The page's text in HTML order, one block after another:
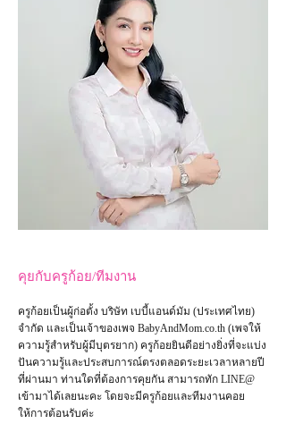
คุยกับครูก้อย/ทีมงาน
ครูก้อยเป็นผู้ก่อตั้ง บริษัท เบบี้แอนด์มัม (ประเทศไทย)
จำกัด และเป็นเจ้าของเพจ BabyAndMom.co.th (เพจให้
ความรู้สำหรับผู้มีบุตรยาก) ครูก้อยยินดีอย่างยิ่งที่จะแบ่ง
ปันความรู้และประสบการณ์ตรงตลอดระยะเวลาหลายปี
ที่ผ่านมา ท่านใดที่ต้องการคุยกัน สามารถทัก LINE@
เข้ามาได้เลยนะคะ โดยจะมีครูก้อยและทีมงานคอย
ให้การต้อนรับค่ะ